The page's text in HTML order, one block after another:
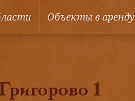
Объекты в аренду
1